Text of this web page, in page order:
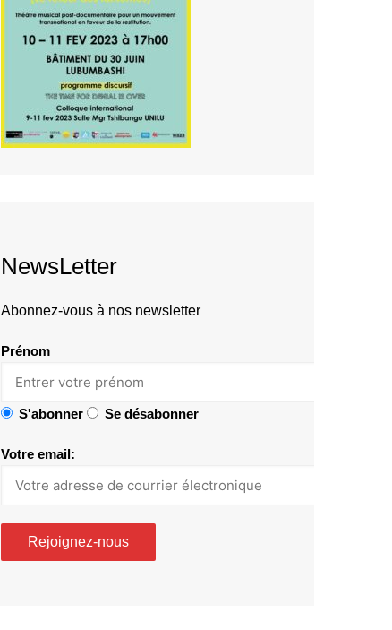
NewsLetter
Abonnez-vous à nos newsletter
Prénom
S'abonner Se désabonner
Votre email: